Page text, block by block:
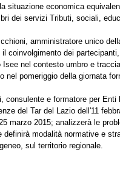
situazione economica
dei servizi Tributi, sociali,
amministratore unico
coinvolgimento dei
nel contesto umbro e
nel pomeriggio della giornata
e formatore per Enti
del Tar del Lazio dell'11
marzo 2015; analizzerà le
modalità normative e
sul territorio regionale.